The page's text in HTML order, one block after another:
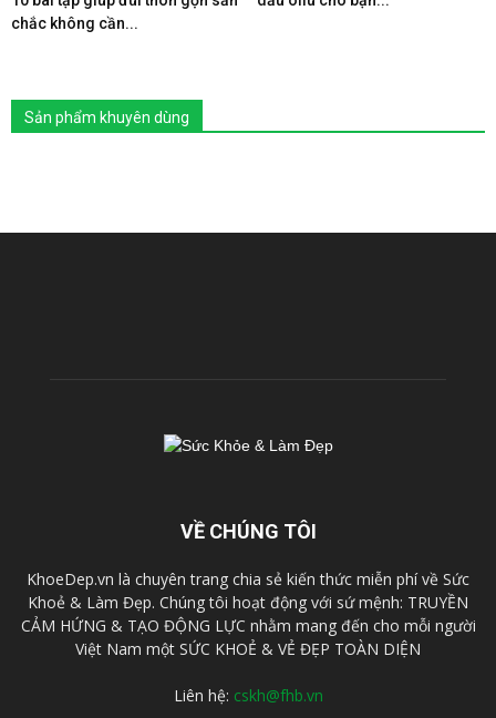
chắc không cần...
Sản phẩm khuyên dùng
VỀ CHÚNG TÔI
KhoeDep.vn là chuyên trang chia sẻ kiến thức miễn phí về Sức
Khoẻ & Làm Đẹp. Chúng tôi hoạt động với sứ mệnh: TRUYỀN
CẢM HỨNG & TẠO ĐỘNG LỰC nhằm mang đến cho mỗi người
Việt Nam một SỨC KHOẺ & VẺ ĐẸP TOÀN DIỆN
Liên hệ: cskh@fhb.vn